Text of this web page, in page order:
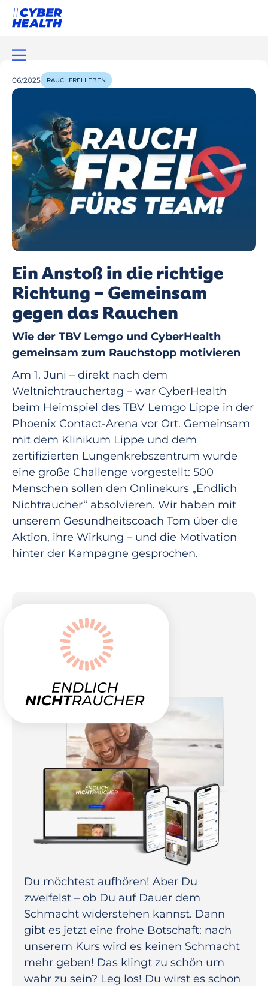
06/2025 RAUCHFREI LEBEN
Ein Anstoß in die richtige
Richtung – Gemeinsam
gegen das Rauchen
Wie der TBV Lemgo und CyberHealth
gemeinsam zum Rauchstopp motivieren
Am 1. Juni – direkt nach dem
Weltnichtrauchertag – war CyberHealth
beim Heimspiel des TBV Lemgo Lippe in der
Phoenix Contact-Arena vor Ort. Gemeinsam
mit dem Klinikum Lippe und dem
zertifizierten Lungenkrebszentrum wurde
eine große Challenge vorgestellt: 500
Menschen sollen den Onlinekurs „Endlich
Nichtraucher“ absolvieren. Wir haben mit
unserem Gesundheitscoach Tom über die
Aktion, ihre Wirkung – und die Motivation
hinter der Kampagne gesprochen.
Du möchtest aufhören! Aber Du
zweifelst – ob Du auf Dauer dem
Schmacht widerstehen kannst. Dann
gibt es jetzt eine frohe Botschaft: nach
unserem Kurs wird es keinen Schmacht
mehr geben! Das klingt zu schön um
wahr zu sein? Leg los! Du wirst es schon